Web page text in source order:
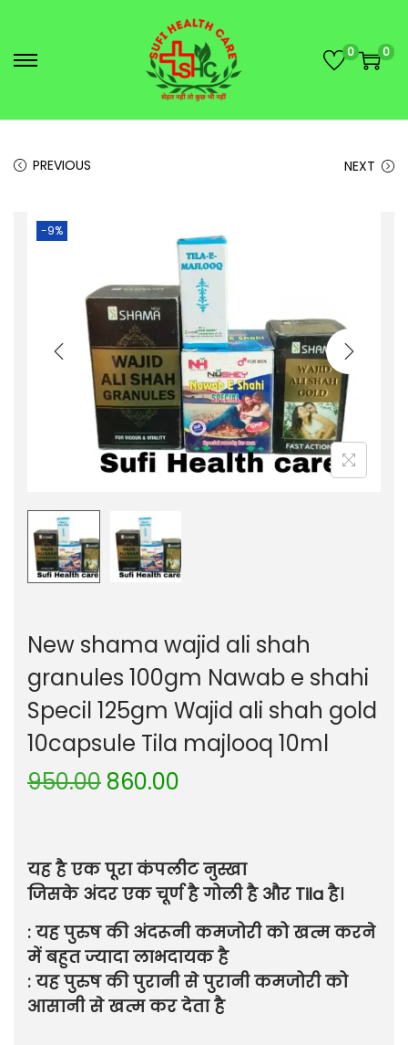
0 0
PREVIOUS NEXT
-9%
New shama wajid ali shah
granules 100gm Nawab e shahi
Specil 125gm Wajid ali shah gold
10capsule Tila majlooq 10ml
950.00 860.00
यह है एक पूरा कंपलीट नुस्खा
जिसके अंदर एक चूर्ण है गोली है और Tila है।
: यह पुरुष की अंदरूनी कमजोरी को खत्म करने
में बहुत ज्यादा लाभदायक है
: यह पुरुष की पुरानी से पुरानी कमजोरी को
आसानी से खत्म कर देता है